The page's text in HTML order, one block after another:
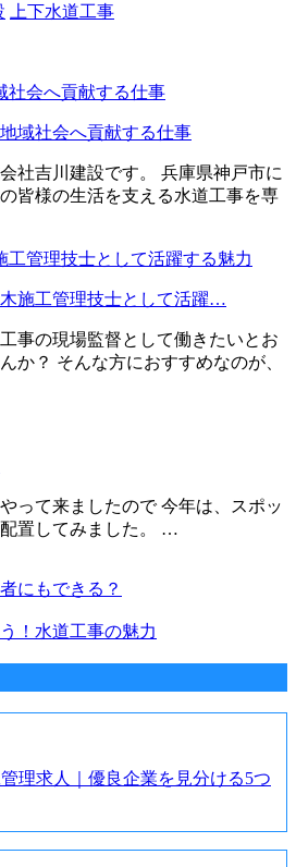
上下水道工事
域社会へ貢献する仕事
社吉川建設です。 兵庫県神戸市に
皆様の生活を支える水道工事を専
木施工管理技士として活躍…
事の現場監督として働きたいとお
か？ そんな方におすすめなのが、
って来ましたので 今年は、スポッ
配置してみました。 …
にもできる？
！水道工事の魅力
理求人｜優良企業を見分ける5つ